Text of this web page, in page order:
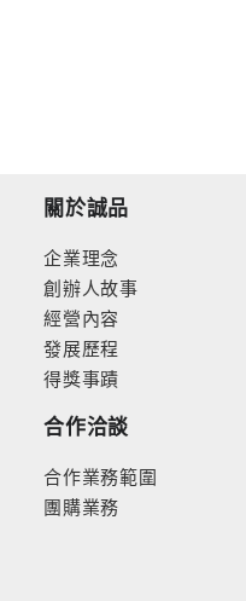
關於誠品
企業理念
創辦人故事
經營內容
發展歷程
得獎事蹟
合作洽談
合作業務範圍
團購業務